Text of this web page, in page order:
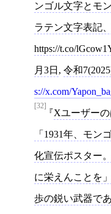
ンゴル文字とモ
ラテン文字表記
https://t.co/
月3日 , 令和
s://x.com/
[32]
Xユーザー
「1931年、モン
化宣伝ポスター
に栄えんことを
歩の鋭い武器で